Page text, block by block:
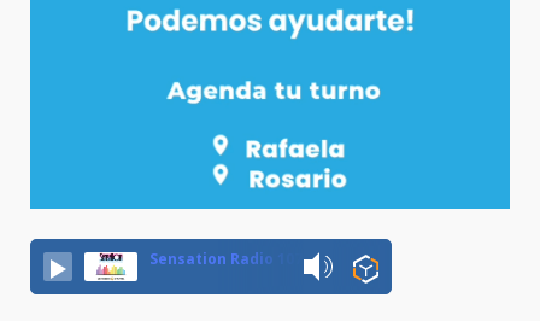
Sensation Radio 107.5 Neuquen